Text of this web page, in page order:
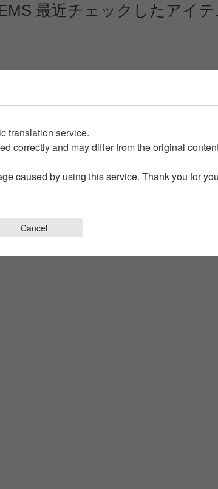
最近チェックしたアイテ
translation service.
correctly and may differ from the original
caused by using this service. Thank you for
Cancel